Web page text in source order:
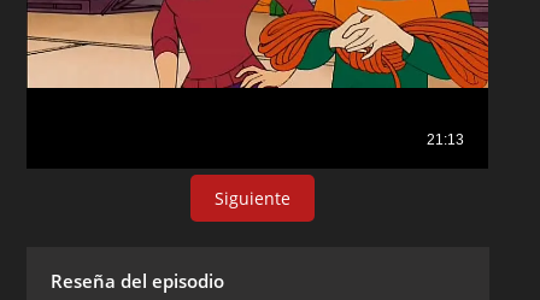
Siguiente
Reseña del episodio